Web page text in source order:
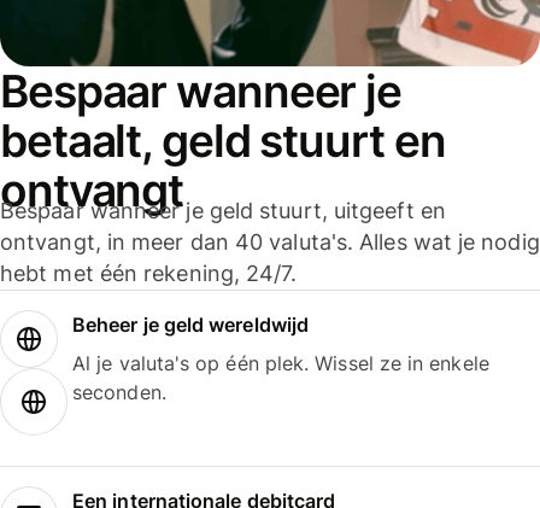
Bespaar wanneer je
betaalt, geld stuurt en
ontvangt
Bespaar wanneer je geld stuurt, uitgeeft en
ontvangt, in meer dan 40 valuta's. Alles wat je nodig
hebt met één rekening, 24/7.
Beheer je geld wereldwijd
Al je valuta's op één plek. Wissel ze in enkele
seconden.
Een internationale debitcard